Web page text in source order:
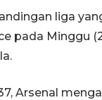
liga
pada Minggu
Arsenal